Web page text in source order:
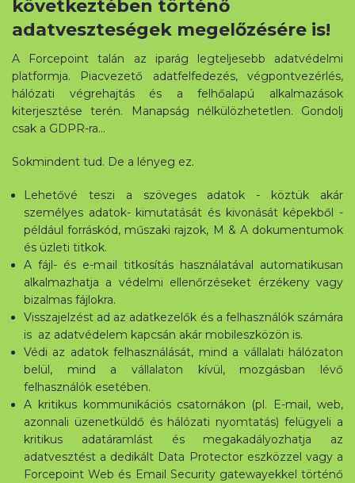
következtében történő
adatveszteségek megelőzésére is!
A Forcepoint talán az iparág legteljesebb adatvédelmi
platformja. Piacvezető adatfelfedezés, végpontvezérlés,
hálózati végrehajtás és a felhőalapú alkalmazások
kiterjesztése terén. Manapság nélkülözhetetlen. Gondolj
csak a GDPR-ra…
Sokmindent tud. De a lényeg ez.
Lehetővé teszi a szöveges adatok - köztük akár
személyes adatok- kimutatását és kivonását képekből -
például forráskód, műszaki rajzok, M & A dokumentumok
és üzleti titkok.
A fájl- és e-mail titkosítás használatával automatikusan
alkalmazhatja a védelmi ellenőrzéseket érzékeny vagy
bizalmas fájlokra.
Visszajelzést ad az adatkezelők és a felhasználók számára
is az adatvédelem kapcsán akár mobileszközön is.
Védi az adatok felhasználását, mind a vállalati hálózaton
belül, mind a vállalaton kívül, mozgásban lévő
felhasználók esetében.
A kritikus kommunikációs csatornákon (pl. E-mail, web,
azonnali üzenetküldő és hálózati nyomtatás) felügyeli a
kritikus adatáramlást és megakadályozhatja az
adatvesztést a dedikált Data Protector eszközzel vagy a
Forcepoint Web és Email Security gatewayekkel történő